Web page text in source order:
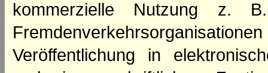
kommerzielle Nutzung z.
Veröffentlichung in